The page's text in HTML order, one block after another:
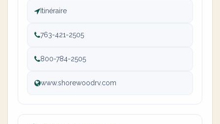
Itinéraire
763-421-2505
800-784-2505
www.shorewoodrv.com